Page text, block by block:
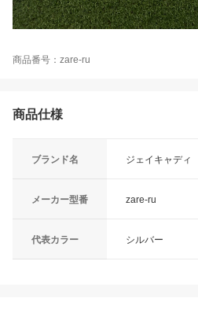
商品番号：zare-ru
商品仕様
ブランド名 ジェイキャディ
メーカー型番 zare-ru
代表カラー シルバー